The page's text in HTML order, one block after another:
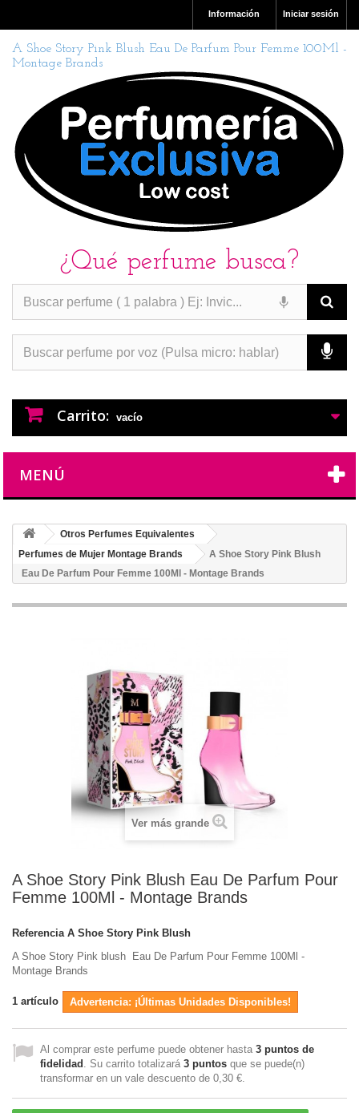
Iniciar sesión
Información
A Shoe Story Pink Blush Eau De Parfum Pour Femme 100Ml -
Montage Brands
¿Qué perfume busca?
Carrito: vacío
MENÚ
Otros Perfumes Equivalentes
Perfumes de Mujer Montage Brands
A Shoe Story Pink Blush
Eau De Parfum Pour Femme 100Ml - Montage Brands
Ver más grande
A Shoe Story Pink Blush Eau De Parfum Pour
Femme 100Ml - Montage Brands
Referencia A Shoe Story Pink Blush
A Shoe Story Pink blush Eau De Parfum Pour Femme 100Ml -
Montage Brands
1 artículo Advertencia: ¡Últimas Unidades Disponibles!
Al comprar este perfume puede obtener hasta 3 puntos de
fidelidad . Su carrito totalizará 3 puntos que se puede(n)
transformar en un vale descuento de 0,30 €